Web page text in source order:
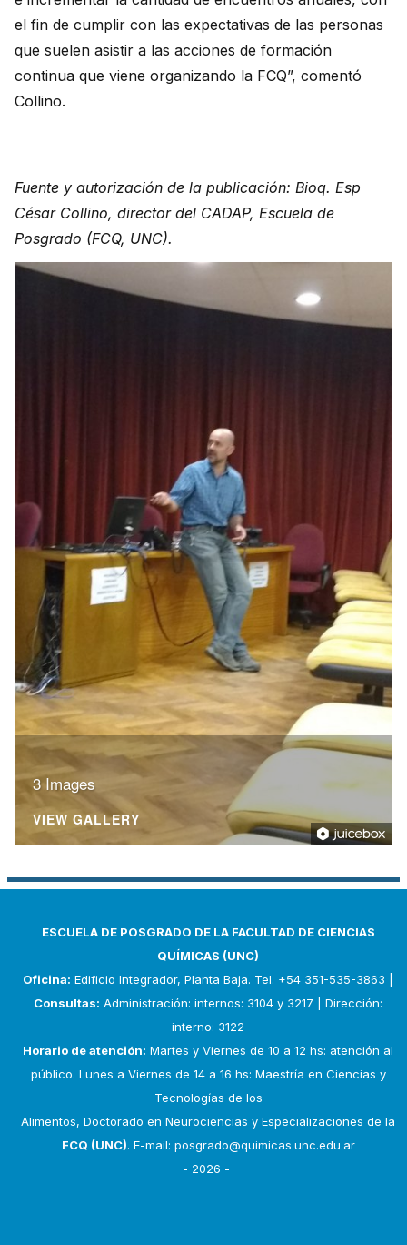
el fin de cumplir con las expectativas de las personas
que suelen asistir a las acciones de formación
continua que viene organizando la FCQ”, comentó
Collino.
Fuente y autorización de la publicación: Bioq. Esp
César Collino, director del CADAP, Escuela de
Posgrado (FCQ, UNC).
3 Images
VIEW GALLERY
ESCUELA DE POSGRADO DE LA FACULTAD DE CIENCIAS
QUÍMICAS (UNC)
Oficina: Edificio Integrador, Planta Baja. Tel. +54 351-535-3863 |
Consultas: Administración: internos: 3104 y 3217 | Dirección:
interno: 3122
Horario de atención: Martes y Viernes de 10 a 12 hs: atención al
público. Lunes a Viernes de 14 a 16 hs: Maestría en Ciencias y
Tecnologías de los
Alimentos, Doctorado en Neurociencias y Especializaciones de la
FCQ (UNC). E-mail: posgrado@quimicas.unc.edu.ar
- 2026 -